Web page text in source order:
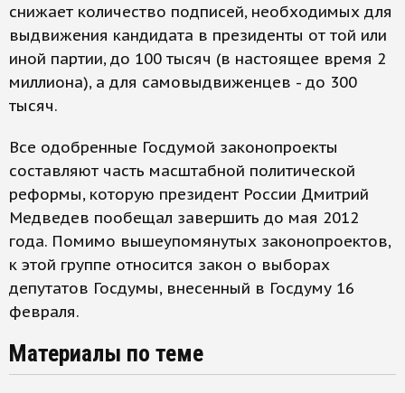
снижает количество подписей, необходимых для
выдвижения кандидата в президенты от той или
иной партии, до 100 тысяч (в настоящее время 2
миллиона), а для самовыдвиженцев - до 300
тысяч.
Все одобренные Госдумой законопроекты
составляют часть масштабной политической
реформы, которую президент России Дмитрий
Медведев пообещал завершить до мая 2012
года. Помимо вышеупомянутых законопроектов,
к этой группе относится закон о выборах
депутатов Госдумы, внесенный в Госдуму 16
февраля.
Материалы по теме